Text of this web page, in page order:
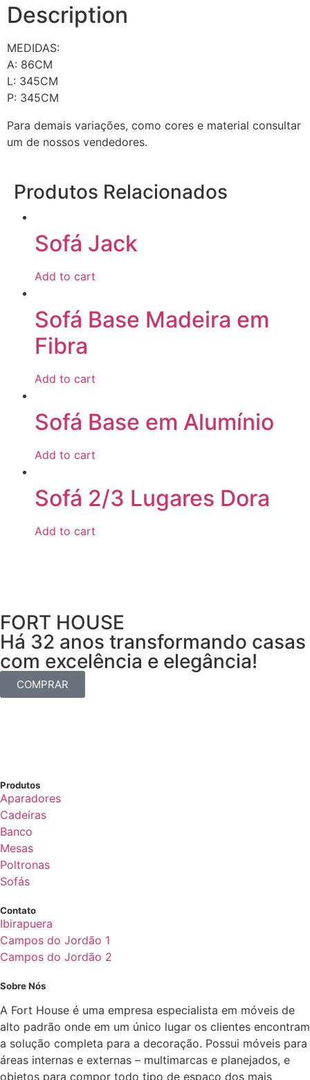
Description
MEDIDAS:
A: 86CM
L: 345CM
P: 345CM
Para demais variações, como cores e material consultar
um de nossos vendedores.
Produtos Relacionados
Sofá Jack
Add to cart
Sofá Base Madeira em
Fibra
Add to cart
Sofá Base em Alumínio
Add to cart
Sofá 2/3 Lugares Dora
Add to cart
FORT HOUSE
Há 32 anos transformando casas
com excelência e elegância!
COMPRAR
Produtos
Aparadores
Cadeiras
Banco
Mesas
Poltronas
Sofás
Contato
Ibirapuera
Campos do Jordão 1
Campos do Jordão 2
Sobre Nós
A Fort House é uma empresa especialista em móveis de
alto padrão onde em um único lugar os clientes encontram
a solução completa para a decoração. Possui móveis para
áreas internas e externas – multimarcas e planejados, e
objetos para compor todo tipo de espaço dos mais